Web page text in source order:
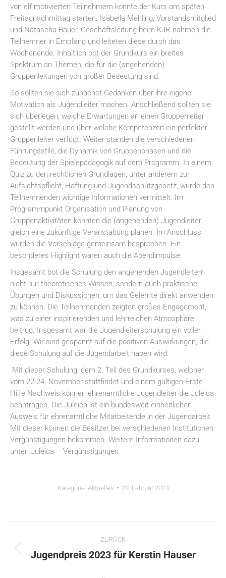
von elf motivierten Teilnehmern konnte der Kurs am späten
Freitagnachmittag starten. Isabella Mehling, Vorstandsmitglied
und Natascha Bauer, Geschäftsleitung beim KJR nahmen die
Teilnehmer in Empfang und leiteten diese durch das
Wochenende. Inhaltlich bot der Grundkurs ein breites
Spektrum an Themen, die für die (angehenden)
Gruppenleitungen von großer Bedeutung sind.
So sollten sie sich zunächst Gedanken über ihre eigene
Motivation als Jugendleiter machen. Anschließend sollten sie
sich überlegen, welche Erwartungen an einen Gruppenleiter
gestellt werden und über welche Kompetenzen ein perfekter
Gruppenleiter verfügt. Weiter standen die verschiedenen
Führungsstile, die Dynamik von Gruppenphasen und die
Bedeutung der Spielepädagogik auf dem Programm. In einem
Quiz zu den rechtlichen Grundlagen, unter anderem zur
Aufsichtspflicht, Haftung und Jugendschutzgesetz, wurde den
Teilnehmenden wichtige Informationen vermittelt. Im
Programmpunkt Organisation und Planung von
Gruppenaktivitäten konnten die (angehenden) Jugendleiter
gleich eine zukünftige Veranstaltung planen. Im Anschluss
wurden die Vorschläge gemeinsam besprochen. Ein
besonderes Highlight waren auch die Abendimpulse.
Insgesamt bot die Schulung den angehenden Jugendleitern
nicht nur theoretisches Wissen, sondern auch praktische
Übungen und Diskussionen, um das Gelernte direkt anwenden
zu können. Die Teilnehmenden zeigten großes Engagement,
was zu einer inspirierenden und lehrreichen Atmosphäre
beitrug. Insgesamt war die Jugendleiterschulung ein voller
Erfolg. Wir sind gespannt auf die positiven Auswirkungen, die
diese Schulung auf die Jugendarbeit haben wird.
Mit dieser Schulung, dem 2. Teil des Grundkurses, welcher
vom 22-24. November stattfindet und einem gültigen Erste
Hilfe Nachweis können ehrenamtliche Jugendleiter die Juleica
beantragen. Die Juleica ist ein bundesweit einheitlicher
Ausweis für ehrenamtliche Mitarbeitende in der Jugendarbeit.
Mit dieser können die Besitzer bei verschiedenen Institutionen
Vergünstigungen bekommen. Weitere Informationen dazu
unter: Juleica – Vergünstigungen
Kategorie: Aktuelles 28. Februar 2024
ZURÜCK
Vorheriger
Jugendpreis 2023 für Kerstin Hauser